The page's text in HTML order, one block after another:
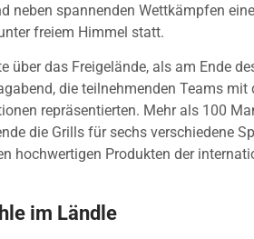
neben spannenden Wettkämpfen
freiem Himmel statt.
über das Freigelände, als am Ende
die teilnehmenden Teams mit
repräsentierten. Mehr als 100
die Grills für sechs verschiedene
hochwertigen Produkten der
im Ländle